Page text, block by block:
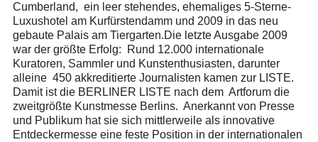
Cumberland, ein leer stehendes, ehemaliges 5-Sterne-
Luxushotel am Kurfürstendamm und 2009 in das neu
gebaute Palais am Tiergarten.Die letzte Ausgabe 2009
war der größte Erfolg: Rund 12.000 internationale
Kuratoren, Sammler und Kunstenthusiasten, darunter
alleine 450 akkreditierte Journalisten kamen zur LISTE.
Damit ist die BERLINER LISTE nach dem Artforum die
zweitgrößte Kunstmesse Berlins. Anerkannt von Presse
und Publikum hat sie sich mittlerweile als innovative
Entdeckermesse eine feste Position in der internationalen